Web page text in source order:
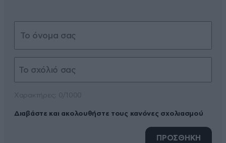
Διαβάστε και ακολουθήστε τους κανόνες σχολιασμού
ΠΡΟΣΘΗΚΗ